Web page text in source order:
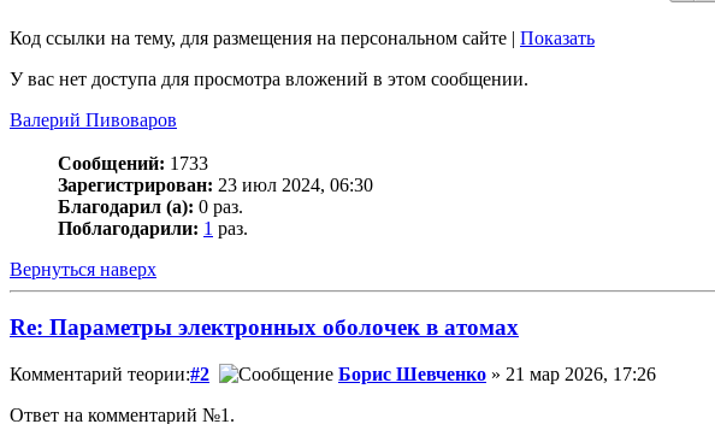
Код ссылки на тему, для размещения на персональном сайте | Показать
У вас нет доступа для просмотра вложений в этом сообщении.
Валерий Пивоваров
Сообщений: 1733
Зарегистрирован: 23 июл 2024, 06:30
Благодарил (а): 0 раз.
Поблагодарили: 1 раз.
Вернуться наверх
Re: Параметры электронных оболочек в атомах
Комментарий теории:#2 Борис Шевченко » 21 мар 2026, 17:26
Ответ на комментарий №1.